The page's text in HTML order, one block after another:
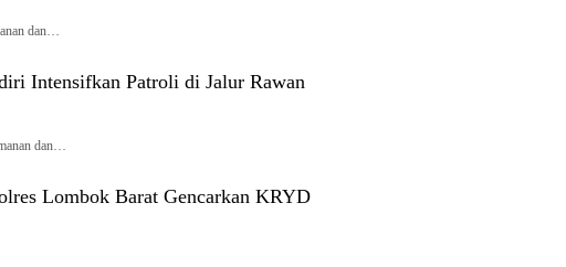
dan…
Intensifkan Patroli di Jalur Rawan
dan…
Lombok Barat Gencarkan KRYD